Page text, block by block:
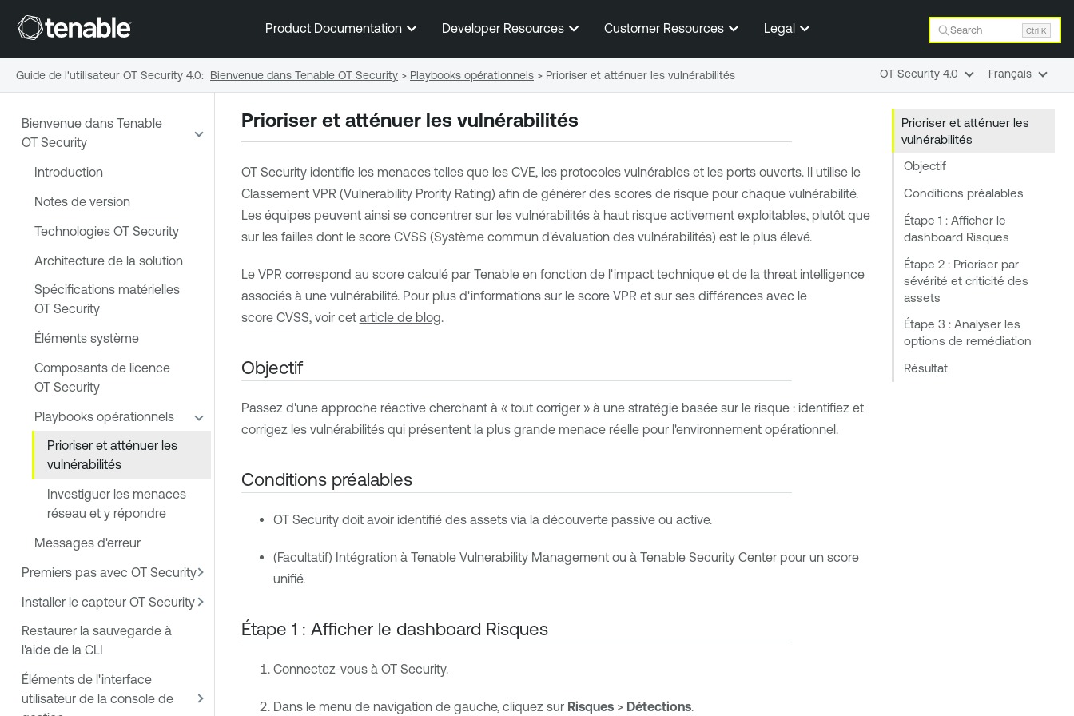
Passer au contenu principal
Product Documentation Developer Resources Customer Resources Legal Search Ctrl K
Bienvenue dans Tenable
OT Security
Introduction
Notes de version
Technologies OT Security
Architecture de la solution
Spécifications matérielles
OT Security
Éléments système
Composants de licence
OT Security
Playbooks opérationnels
Prioriser et atténuer les
vulnérabilités
Investiguer les menaces
réseau et y répondre
Messages d'erreur
Premiers pas avec OT Security
Installer le capteur OT Security
Restaurer la sauvegarde à
l'aide de la CLI
Éléments de l'interface
utilisateur de la console de
Prioriser et atténuer les
vulnérabilités
Objectif
Conditions préalables
Étape 1 : Afficher le
dashboard Risques
Étape 2 : Prioriser par
sévérité et criticité des
assets
Étape 3 : Analyser les
options de remédiation
Résultat
Prioriser et atténuer les vulnérabilités
OT Securityidentifie les menaces telles que les CVE, les protocoles vulnérables et les ports ouverts. Il utilise le
Classement VPR (Vulnerability Prority Rating) afin de générer des scores de risque pour chaque vulnérabilité.
Les équipes peuvent ainsi se concentrer sur les vulnérabilités à haut risque activement exploitables, plutôt que
sur les failles dont le score CVSS (Système commun d'évaluation des vulnérabilités) est le plus élevé.
Le VPR correspond au score calculé par Tenableen fonction de l'impact technique et de la threat intelligence
associés à une vulnérabilité. Pour plus d'informations sur le score VPR et sur ses différences avec le
score CVSS, voir cet article de blog.
Objectif
Passez d'une approche réactive cherchant à « tout corriger » à une stratégie basée sur le risque : identifiez et
corrigez les vulnérabilités qui présentent la plus grande menace réelle pour l'environnement opérationnel.
Conditions préalables
OT Securitydoit avoir identifié des assets via la découverte passive ou active.
(Facultatif) Intégration à Tenable Vulnerability Managementou à Tenable Security Centerpour un score
unifié.
Étape 1 : Afficher le dashboard Risques
Connectez-vous à OT Security.
Dans le menu de navigation de gauche, cliquez sur Risques> Détections.
Guide de l'utilisateur OT Security 4.0: Bienvenue dans Tenable OT Security > Playbooks opérationnels > Prioriser et atténuer les vulnérabilités OT Security 4.0 Français